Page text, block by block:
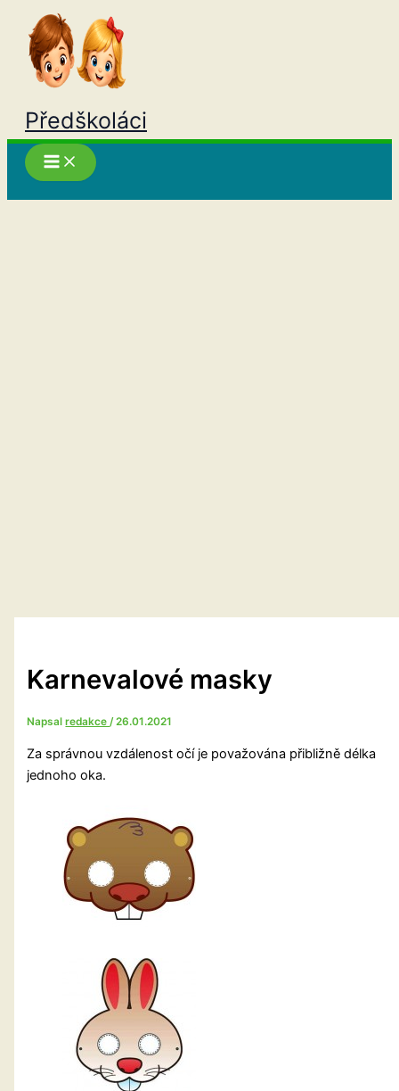
Přeskočit
obsah
Předškoláci
Karnevalové masky
Napsalredakce/26.01.2021
Za správnou vzdálenost očí je považována přibližně délka
jednoho oka.